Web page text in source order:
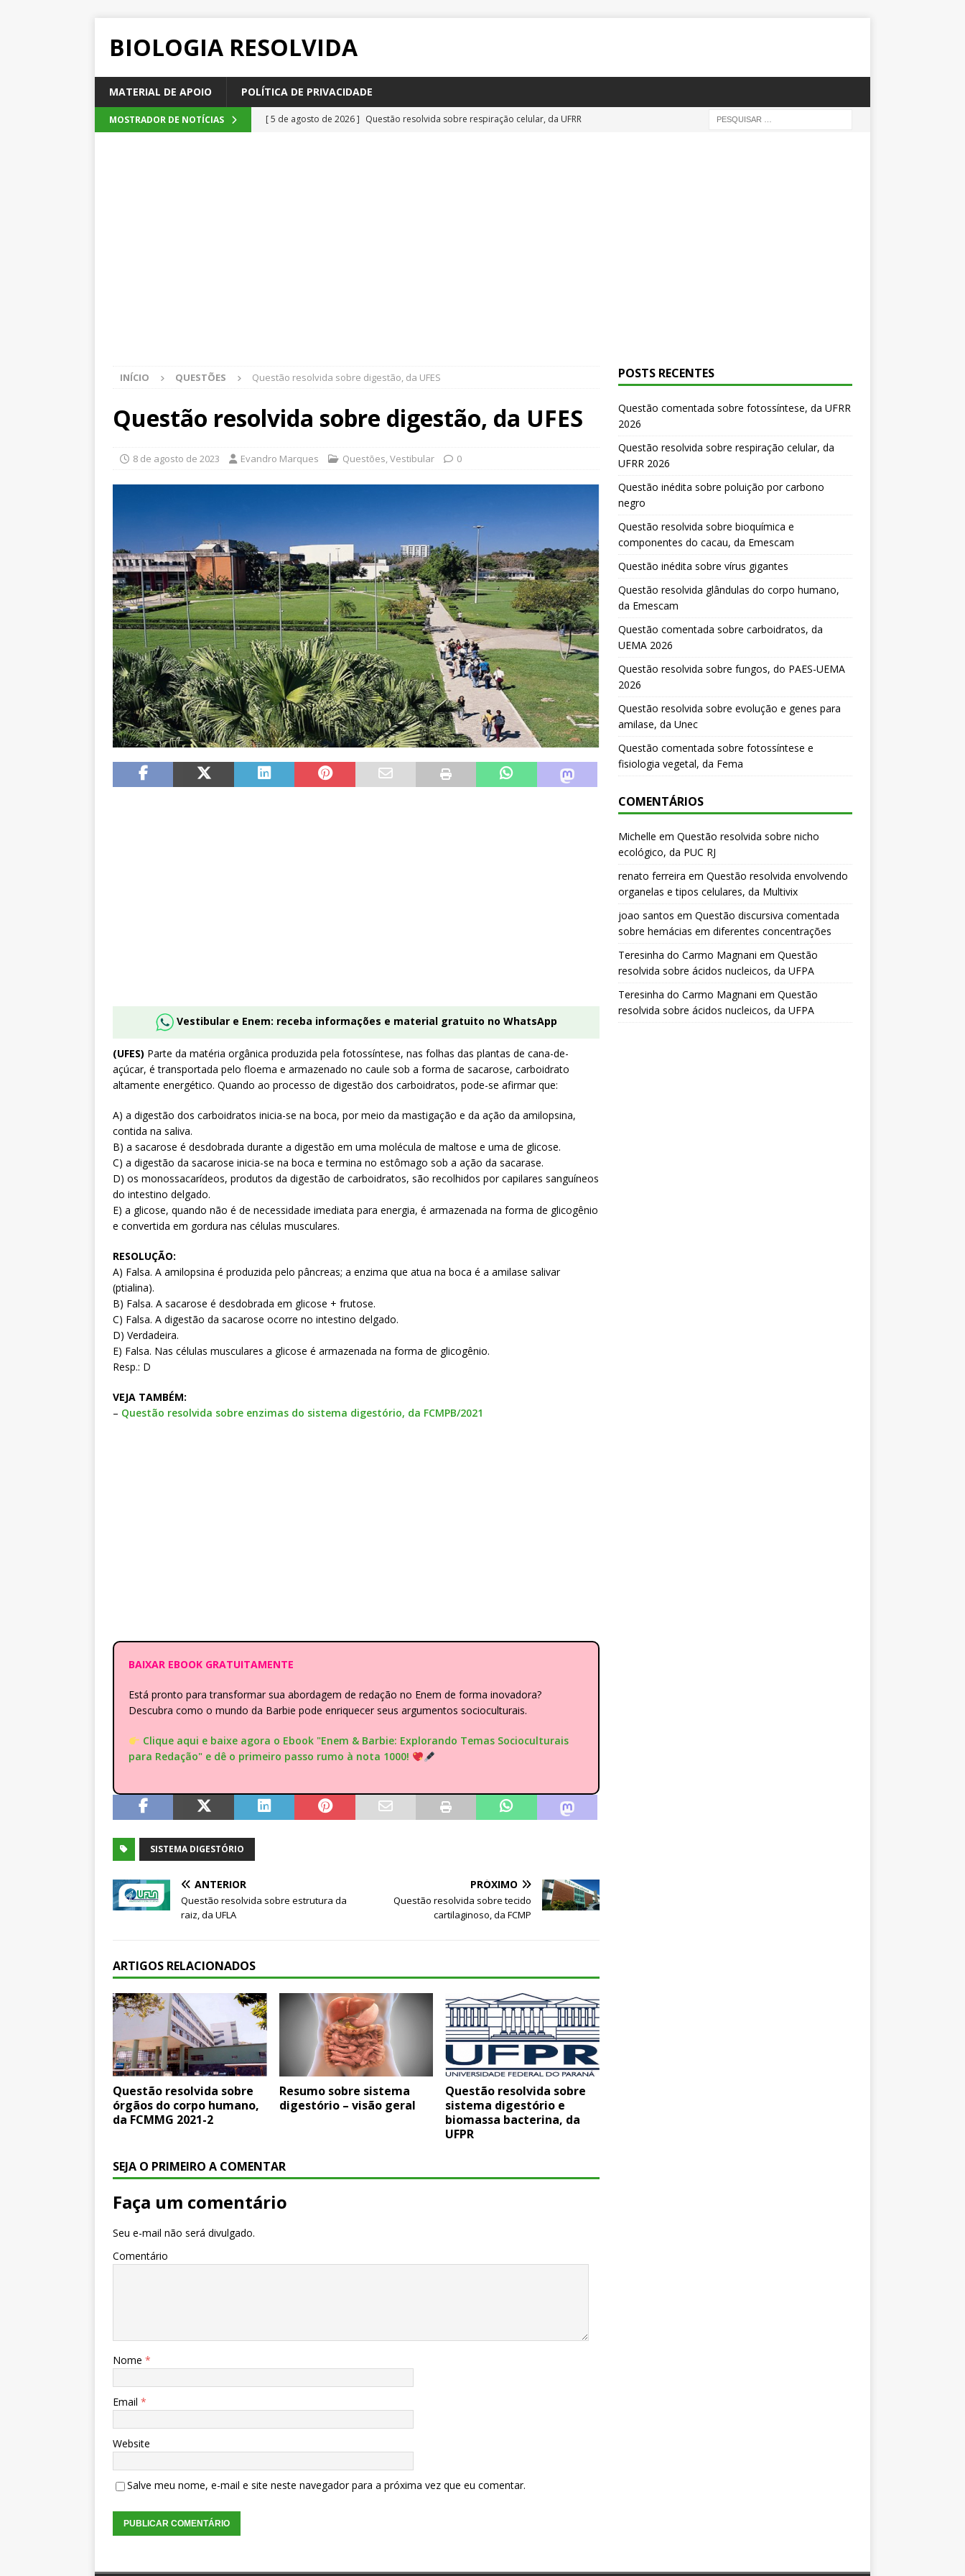
BIOLOGIA RESOLVIDA
MATERIAL DE APOIO POLÍTICA DE PRIVACIDADE
MOSTRADOR DE NOTÍCIAS [ 5 de agosto de 2026 ] Questão resolvida sobre respiração celular, da UFRR
INÍCIO QUESTÕES Questão resolvida sobre digestão, da UFES
Questão resolvida sobre digestão, da UFES
8 de agosto de 2023 Evandro Marques Questões,Vestibular 0
Vestibular e Enem: receba informações e material gratuito no WhatsApp
(UFES) Parte da matéria orgânica produzida pela fotossíntese, nas folhas das plantas de cana-de-
açúcar, é transportada pelo floema e armazenado no caule sob a forma de sacarose, carboidrato
altamente energético. Quando ao processo de digestão dos carboidratos, pode-se afirmar que:
A) a digestão dos carboidratos inicia-se na boca, por meio da mastigação e da ação da amilopsina,
contida na saliva.
B) a sacarose é desdobrada durante a digestão em uma molécula de maltose e uma de glicose.
C) a digestão da sacarose inicia-se na boca e termina no estômago sob a ação da sacarase.
D) os monossacarídeos, produtos da digestão de carboidratos, são recolhidos por capilares sanguíneos
do intestino delgado.
E) a glicose, quando não é de necessidade imediata para energia, é armazenada na forma de glicogênio
e convertida em gordura nas células musculares.
RESOLUÇÃO:
A) Falsa. A amilopsina é produzida pelo pâncreas; a enzima que atua na boca é a amilase salivar
(ptialina).
B) Falsa. A sacarose é desdobrada em glicose + frutose.
C) Falsa. A digestão da sacarose ocorre no intestino delgado.
D) Verdadeira.
E) Falsa. Nas células musculares a glicose é armazenada na forma de glicogênio.
Resp.: D
VEJA TAMBÉM:
– Questão resolvida sobre enzimas do sistema digestório, da FCMPB/2021
BAIXAR EBOOK GRATUITAMENTE
Está pronto para transformar sua abordagem de redação no Enem de forma inovadora?
Descubra como o mundo da Barbie pode enriquecer seus argumentos socioculturais.
Clique aqui e baixe agora o Ebook "Enem & Barbie: Explorando Temas Socioculturais
para Redação" e dê o primeiro passo rumo à nota 1000!
SISTEMA DIGESTÓRIO
ANTERIOR
Questão resolvida sobre estrutura da
raiz, da UFLA
PRÓXIMO
Questão resolvida sobre tecido
cartilaginoso, da FCMP
ARTIGOS RELACIONADOS
Questão resolvida sobre
órgãos do corpo humano,
da FCMMG 2021-2
Resumo sobre sistema
digestório – visão geral
Questão resolvida sobre
sistema digestório e
biomassa bacterina, da
UFPR
SEJA O PRIMEIRO A COMENTAR
Faça um comentário
Seu e-mail não será divulgado.
Comentário
Nome *
Email *
Website
Salve meu nome, e-mail e site neste navegador para a próxima vez que eu comentar.
POSTS RECENTES
Questão comentada sobre fotossíntese, da UFRR
2026
Questão resolvida sobre respiração celular, da
UFRR 2026
Questão inédita sobre poluição por carbono
negro
Questão resolvida sobre bioquímica e
componentes do cacau, da Emescam
Questão inédita sobre vírus gigantes
Questão resolvida glândulas do corpo humano,
da Emescam
Questão comentada sobre carboidratos, da
UEMA 2026
Questão resolvida sobre fungos, do PAES-UEMA
2026
Questão resolvida sobre evolução e genes para
amilase, da Unec
Questão comentada sobre fotossíntese e
fisiologia vegetal, da Fema
COMENTÁRIOS
Michelle em Questão resolvida sobre nicho
ecológico, da PUC RJ
renato ferreira em Questão resolvida envolvendo
organelas e tipos celulares, da Multivix
joao santos em Questão discursiva comentada
sobre hemácias em diferentes concentrações
Teresinha do Carmo Magnani em Questão
resolvida sobre ácidos nucleicos, da UFPA
Teresinha do Carmo Magnani em Questão
resolvida sobre ácidos nucleicos, da UFPA